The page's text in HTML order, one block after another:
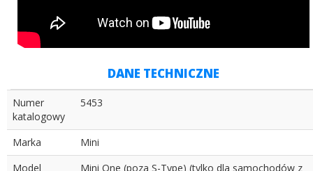
DANE TECHNICZNE
Numer
katalogowy
5453
Marka
Mini
Model
Mini One (poza S-Type) (tylko dla samochodów z